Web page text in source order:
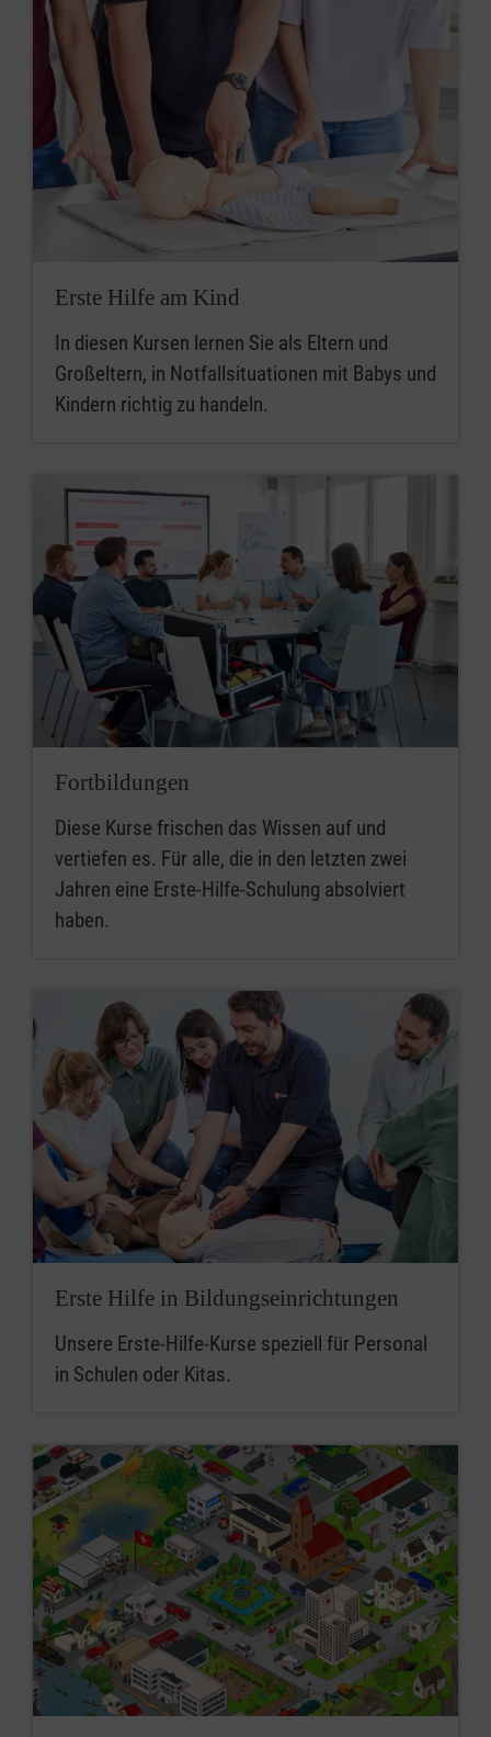
Erste Hilfe am Kind
In diesen Kursen lernen Sie als Eltern und
Großeltern, in Notfallsituationen mit Babys und
Kindern richtig zu handeln.
Fortbildungen
Diese Kurse frischen das Wissen auf und
vertiefen es. Für alle, die in den letzten zwei
Jahren eine Erste-Hilfe-Schulung absolviert
haben.
Erste Hilfe in Bildungseinrichtungen
Unsere Erste-Hilfe-Kurse speziell für Personal
in Schulen oder Kitas.